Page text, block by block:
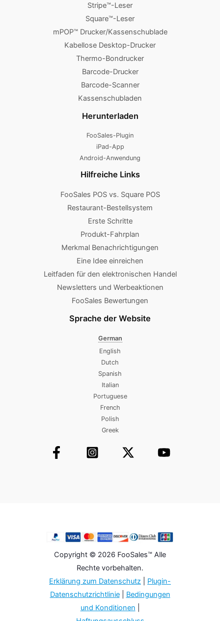
Stripe™-Leser
Square™-Leser
mPOP™ Drucker/Kassenschublade
Kabellose Desktop-Drucker
Thermo-Bondrucker
Barcode-Drucker
Barcode-Scanner
Kassenschubladen
Herunterladen
FooSales-Plugin
iPad-App
Android-Anwendung
Hilfreiche Links
FooSales POS vs. Square POS
Restaurant-Bestellsystem
Erste Schritte
Produkt-Fahrplan
Merkmal Benachrichtigungen
Eine Idee einreichen
Leitfaden für den elektronischen Handel
Newsletters und Werbeaktionen
FooSales Bewertungen
Sprache der Website
German
English
Dutch
Spanish
Italian
Portuguese
French
Polish
Greek
Copyright © 2026 FooSales™ Alle
Rechte vorbehalten.
Erklärung zum Datenschutz
Plugin-
Datenschutzrichtlinie| Bedingungen
und Konditionen